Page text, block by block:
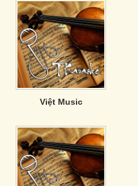
Việt Music